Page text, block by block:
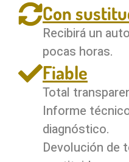
Con
Recibirá un
pocas horas.
Fiable
Total
Informe
diagnóstico.
Devolución de